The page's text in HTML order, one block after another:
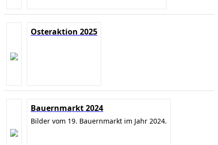
Osteraktion 2025
Bauernmarkt 2024
Bilder vom 19. Bauernmarkt im Jahr 2024.